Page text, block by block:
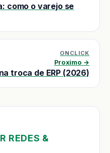
como o varejo se
ONCLICK
Proximo →
troca de ERP (2026)
REDES &